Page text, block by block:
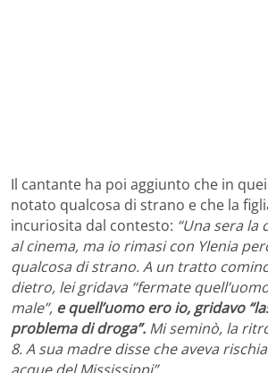
Il cantante ha poi aggiunto che in
notato qualcosa di strano e che la
incuriosita dal contesto: “Una sera la
al cinema, ma io rimasi con Ylenia
qualcosa di strano. A un tratto
dietro, lei gridava “fermate
male”, e quell’uomo ero io, gridavo
problema di droga”. Mi seminò, la
8. A sua madre disse che aveva